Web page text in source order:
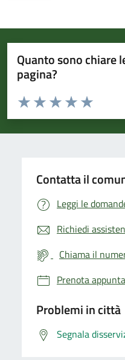
Quanto sono chiare
pagina?
Valuta da 1 a 5 stelle la pagina
Valuta 5
Valuta 4 stelle
Valuta 3 stelle su 5
Valuta 2 stelle su 5
Valuta 1 stelle su 5
Contatta il
Leggi le
Richiedi
Chiama il
Prenota
Problemi in città
Segnala